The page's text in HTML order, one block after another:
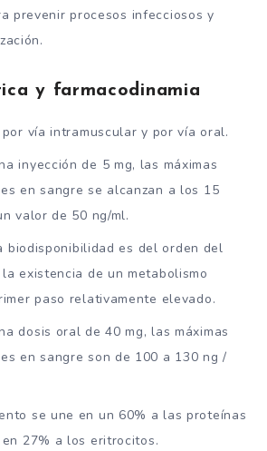
prevenir procesos infecciosos y
y farmacodinamia
vía intramuscular y por vía oral.
inyección de 5 mg, las máximas
en sangre se alcanzan a los 15
valor de 50 ng/ml.
biodisponibilidad es del orden del
existencia de un metabolismo
paso relativamente elevado.
dosis oral de 40 mg, las máximas
en sangre son de 100 a 130 ng /
se une en un 60% a las proteínas
27% a los eritrocitos.